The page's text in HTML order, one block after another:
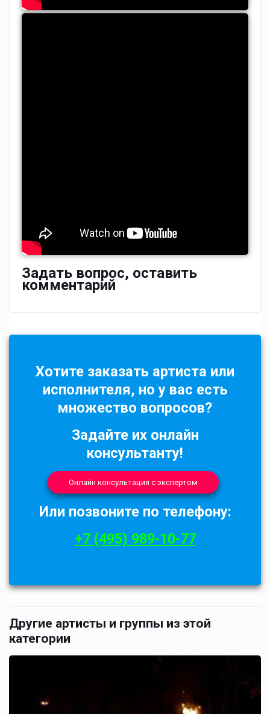
Задать вопрос, оставить
комментарий
Хотите заказать артиста или
исполнителя, но у вас есть
множество вопросов?
Задайте их онлайн
консультанту!
Онлайн консультация с экспертом
Или позвоните по телефону:
+7 (495) 989-10-77
Другие артисты и группы из этой
категории